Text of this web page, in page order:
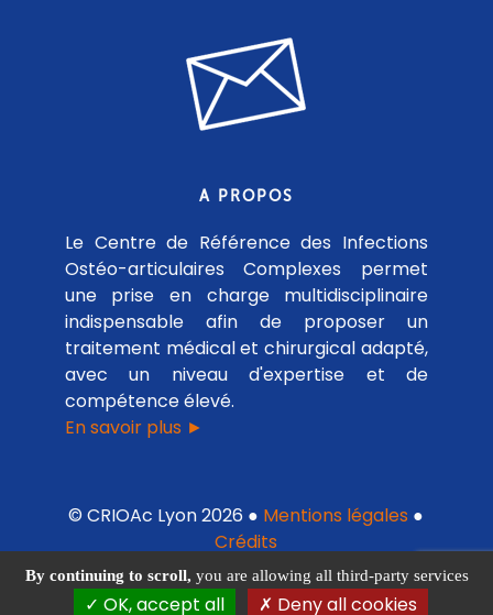
A PROPOS
Le Centre de Référence des Infections
Ostéo-articulaires Complexes permet
une prise en charge multidisciplinaire
indispensable afin de proposer un
traitement médical et chirurgical adapté,
avec un niveau d'expertise et de
compétence élevé.
En savoir plus ►
© CRIOAc Lyon 2026 ● Mentions légales ●
Crédits
By continuing to scroll, you are allowing all third-party services
OK, accept all Deny all cookies